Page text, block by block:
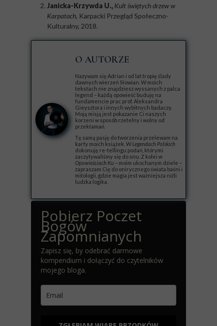
O AUTORZE
Nazywam się Adrian i od lat tropię ślady
dawnych wierzeń Słowian. W moich
tekstach nie znajdziesz wyssanych z palca
legend – każdą opowieść buduję na
fundamencie prac prof. Aleksandra
Gieysztora i innych wybitnych badaczy.
Moją misją jest pokazanie Ci naszych
korzeni w sposób rzetelny i wolny od
przekłamań.
Tę samą pasję do tworzenia przelewam na
karty moich książek. W Legendach Polskich
dokonuję re-tellingu podań, którymi
zaczytywaliśmy się do snu. Z kolei w
Opowieściach Ku – moim ukochanym dziele –
zapraszam Cię do onirycznego świata baśni i
mitologii, gdzie magia jest ważniejsza niźli
ludzka logika.
Pobierz Poczet
Bogów
Zapomnianych
Zapisz się, by odebrać darmowe
kompendium i dołączyć do czytelników
mojego bloga.
Janicka-Krzywda U., Kult świętych drzew w
Karpatach, Karpacki Przegląd Społeczno-
Kulturalny, 2018.